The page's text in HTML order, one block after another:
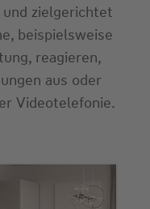
zielgerichtet
beispielsweise
reagieren,
aus oder
Videotelefonie.